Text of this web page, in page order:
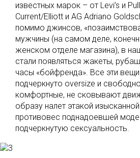
известных марок – от Levi’s и
Current/Elliott и AG Adriano
помимо джинсов,
мужчины (на самом деле,
женском отделе магазина), в
стали появляться жакеты,
часы «бойфренда». Все эти
подчеркнуто oversize и
комфортные, не сковывают
образу налет этакой
противовес поднадоевшей моде
подчеркнутую сексуальность.